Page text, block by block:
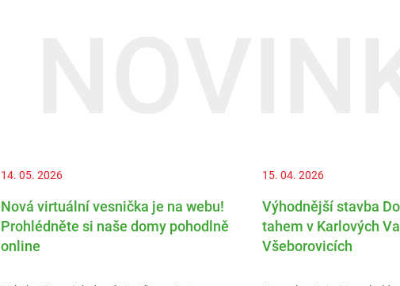
14. 05. 2026
Nová virtuální vesnička je na webu!
Prohlédněte si naše domy pohodlně
online
15. 04. 2026
Výhodnější stavba
tahem v Karlových
Všeborovicích